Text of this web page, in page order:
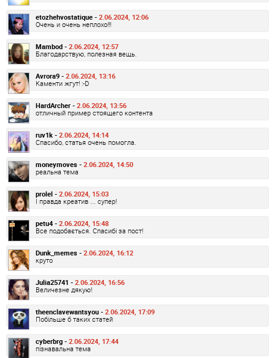
etozhehvostatique - 2.06.2024, 12:06
Очень и очень неплохо!!!
Mambod - 2.06.2024, 12:57
Благодарствую, полезная вещь.
Avrora9 - 2.06.2024, 13:16
Каменти жгут! :-D
HardArcher - 2.06.2024, 13:56
отличный пример стоящего контента
ruv1k - 2.06.2024, 14:14
Спасибо, статья очень помогла.
moneymoves - 2.06.2024, 14:50
реальна тема
prolel - 2.06.2024, 15:03
І правда креатив ... супер!
petu4 - 2.06.2024, 15:48
Все подобається. Спасибі за пост!
Dunk_memes - 2.06.2024, 16:12
круто
Julia25741 - 2.06.2024, 16:56
Величезне дякую!
theenclavewantsyou - 2.06.2024, 17:09
Побільше б таких статей
cyberbrg - 2.06.2024, 17:44
пізнавальна тема